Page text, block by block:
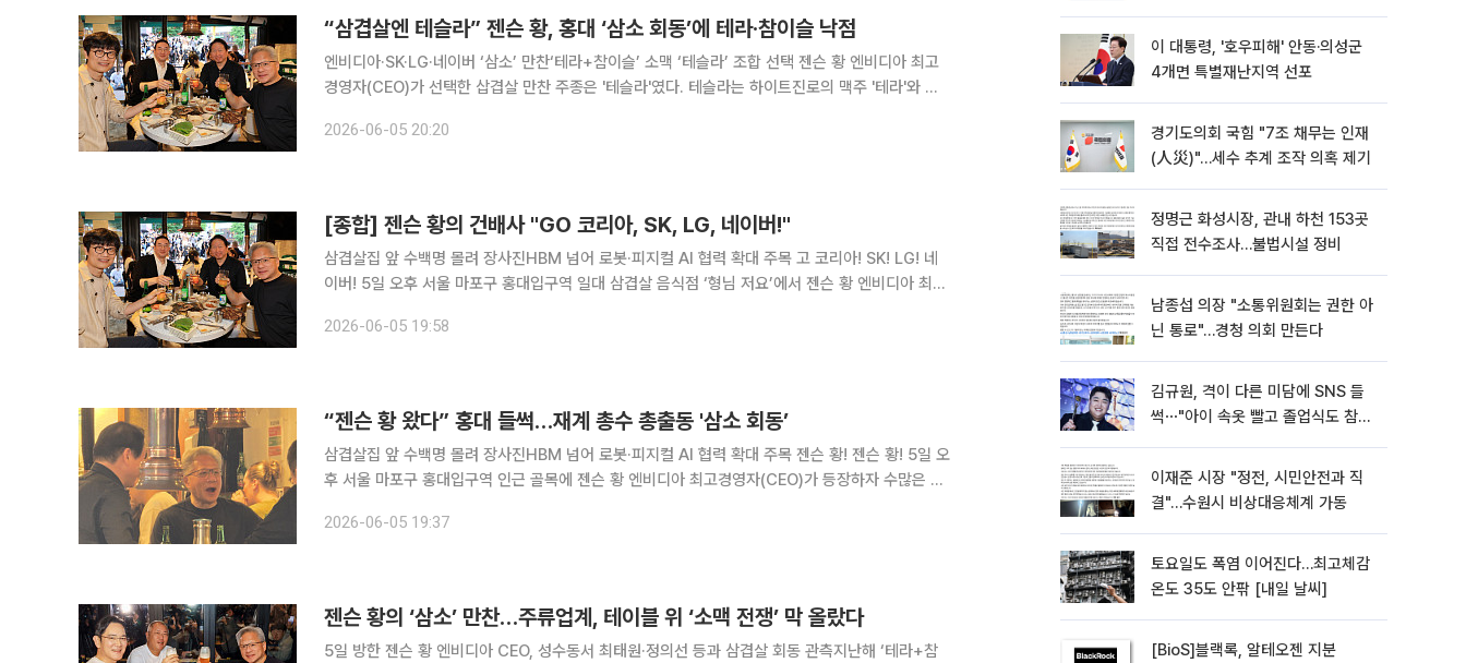
“삼겹살엔 테슬라” 젠슨 황, 홍대 ‘삼소 회동’에 테라·참이슬 낙점
엔비디아·SK·LG·네이버 ‘삼소’ 만찬‘테라+참이슬’ 소맥 ‘테슬라’ 조합 선택 젠슨 황 엔비디아 최고
경영자(CEO)가 선택한 삽겹살 만찬 주종은 '테슬라'였다. 테슬라는 하이트진로의 맥주 '테라'와 같
다. 5일 ‘불금’을 맞은 서울 홍대 거리에 시가총액
2026-06-05 20:20
[종합] 젠슨 황의 건배사 "GO 코리아, SK, LG, 네이버!"
삼겹살집 앞 수백명 몰려 장사진HBM 넘어 로봇·피지컬 AI 협력 확대 주목 고 코리아! SK! LG! 네
이버! 5일 오후 서울 마포구 홍대입구역 일대 삼겹살 음식점 ‘형님 저요’에서 젠슨 황 엔비디아 최고
원 SK그룹 회장, 구광모 LG그룹 회장, 이해진
2026-06-05 19:58
“젠슨 황 왔다” 홍대 들썩…재계 총수 총출동 '삼소 회동’
삼겹살집 앞 수백명 몰려 장사진HBM 넘어 로봇·피지컬 AI 협력 확대 주목 젠슨 황! 젠슨 황! 5일 오
후 서울 마포구 홍대입구역 인근 골목에 젠슨 황 엔비디아 최고경영자(CEO)가 등장하자 수많은 시
변에는 시민과 유튜버, 취재진으로 북새통을 이뤘다.
2026-06-05 19:37
젠슨 황의 ‘삼소’ 만찬…주류업계, 테이블 위 ‘소맥 전쟁’ 막 올랐다
5일 방한 젠슨 황 엔비디아 CEO, 성수동서 최태원·정의선 등과 삼겹살 회동 관측지난해 ‘테라+참
이 대통령, '호우피해' 안동·의성군
4개면 특별재난지역 선포
경기도의회 국힘 "7조 채무는 인재
(人災)"…세수 추계 조작 의혹 제기
정명근 화성시장, 관내 하천 153곳
직접 전수조사…불법시설 정비
남종섭 의장 "소통위원회는 권한 아
닌 통로"…경청 의회 만든다
김규원, 격이 다른 미담에 SNS 들
썩⋯"아이 속옷 빨고 졸업식도 참
이재준 시장 "정전, 시민안전과 직
결"…수원시 비상대응체계 가동
토요일도 폭염 이어진다…최고체감
온도 35도 안팎 [내일 날씨]
[BioS]블랙록, 알테오젠 지분